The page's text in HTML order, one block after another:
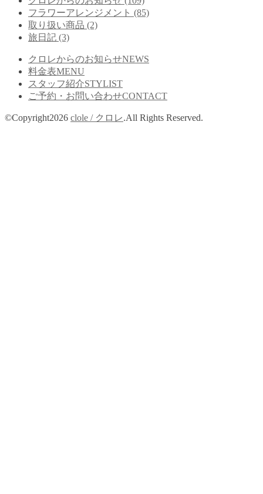
フラワーアレンジメント (85)
取り扱い商品 (2)
旅日記 (3)
クロレからのお知らせNEWS
料金表MENU
スタッフ紹介STYLIST
ご予約・お問い合わせCONTACT
©Copyright2026 clole / クロレ.All Rights Reserved.